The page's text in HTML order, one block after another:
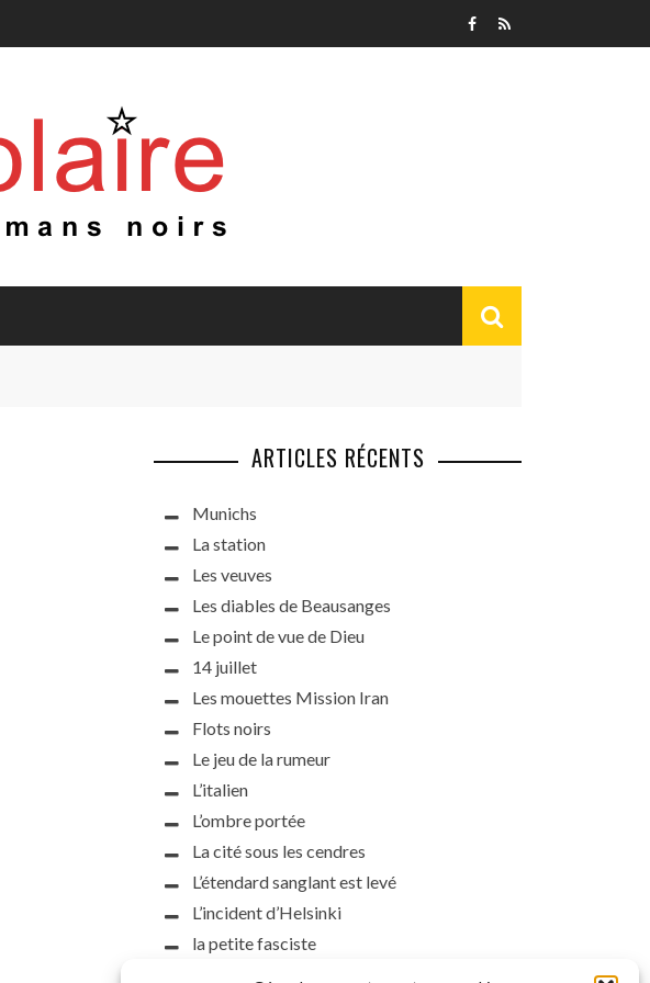
ARTICLES RÉCENTS
Munichs
La station
Les veuves
Les diables de Beausanges
Le point de vue de Dieu
14 juillet
Les mouettes Mission Iran
Flots noirs
Le jeu de la rumeur
L’italien
L’ombre portée
La cité sous les cendres
L’étendard sanglant est levé
L’incident d’Helsinki
la petite fasciste